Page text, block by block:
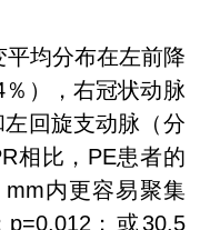
平均分布在左前降
％），右冠状动脉
左回旋支动脉（分
相比， PE患者的
mm内更容易聚集
p=0.012 ；或30.5